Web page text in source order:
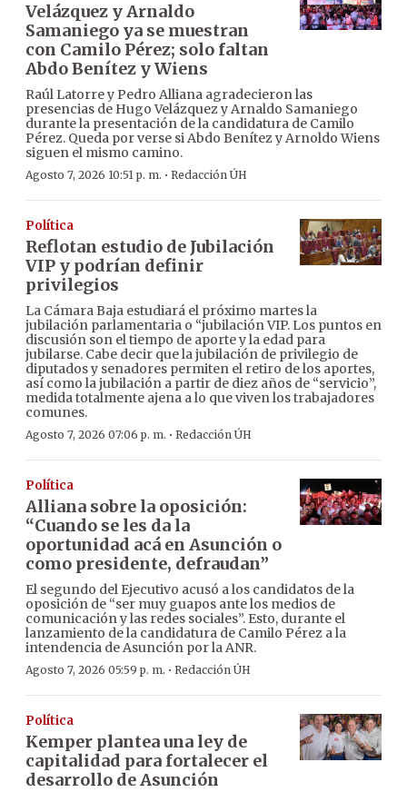
Velázquez y Arnaldo
Samaniego ya se muestran
con Camilo Pérez; solo faltan
Abdo Benítez y Wiens
Raúl Latorre y Pedro Alliana agradecieron las
presencias de Hugo Velázquez y Arnaldo Samaniego
durante la presentación de la candidatura de Camilo
Pérez. Queda por verse si Abdo Benítez y Arnoldo Wiens
siguen el mismo camino.
Agosto 7, 2026 10:51 p. m. · Redacción ÚH
Política
Reflotan estudio de Jubilación
VIP y podrían definir
privilegios
La Cámara Baja estudiará el próximo martes la
jubilación parlamentaria o “jubilación VIP. Los puntos en
discusión son el tiempo de aporte y la edad para
jubilarse. Cabe decir que la jubilación de privilegio de
diputados y senadores permiten el retiro de los aportes,
así como la jubilación a partir de diez años de “servicio”,
medida totalmente ajena a lo que viven los trabajadores
comunes.
Agosto 7, 2026 07:06 p. m. · Redacción ÚH
Política
Alliana sobre la oposición:
“Cuando se les da la
oportunidad acá en Asunción o
como presidente, defraudan”
El segundo del Ejecutivo acusó a los candidatos de la
oposición de “ser muy guapos ante los medios de
comunicación y las redes sociales”. Esto, durante el
lanzamiento de la candidatura de Camilo Pérez a la
intendencia de Asunción por la ANR.
Agosto 7, 2026 05:59 p. m. · Redacción ÚH
Política
Kemper plantea una ley de
capitalidad para fortalecer el
desarrollo de Asunción